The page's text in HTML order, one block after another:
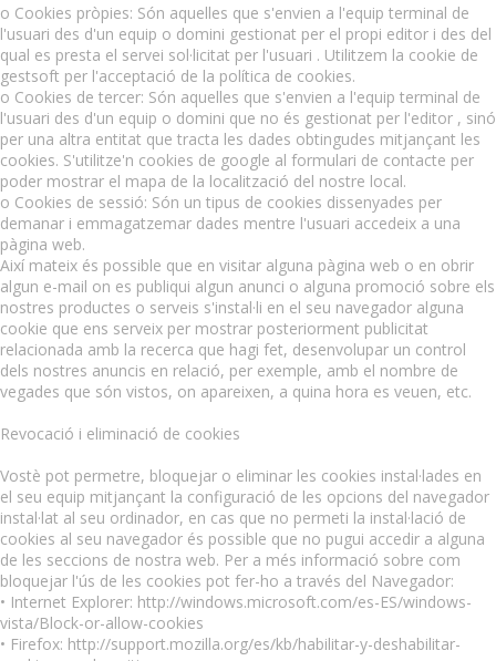
o Cookies pròpies: Són aquelles que s'envien a l'equip terminal de
l'usuari des d'un equip o domini gestionat per el propi editor i des del
qual es presta el servei sol·licitat per l'usuari . Utilitzem la cookie de
gestsoft per l'acceptació de la política de cookies.
o Cookies de tercer: Són aquelles que s'envien a l'equip terminal de
l'usuari des d'un equip o domini que no és gestionat per l'editor , sinó
per una altra entitat que tracta les dades obtingudes mitjançant les
cookies. S'utilitze'n cookies de google al formulari de contacte per
poder mostrar el mapa de la localització del nostre local.
o Cookies de sessió: Són un tipus de cookies dissenyades per
demanar i emmagatzemar dades mentre l'usuari accedeix a una
pàgina web.
Així mateix és possible que en visitar alguna pàgina web o en obrir
algun e-mail on es publiqui algun anunci o alguna promoció sobre els
nostres productes o serveis s'instal·li en el seu navegador alguna
cookie que ens serveix per mostrar posteriorment publicitat
relacionada amb la recerca que hagi fet, desenvolupar un control
dels nostres anuncis en relació, per exemple, amb el nombre de
vegades que són vistos, on apareixen, a quina hora es veuen, etc.
Revocació i eliminació de cookies
Vostè pot permetre, bloquejar o eliminar les cookies instal·lades en
el seu equip mitjançant la configuració de les opcions del navegador
instal·lat al seu ordinador, en cas que no permeti la instal·lació de
cookies al seu navegador és possible que no pugui accedir a alguna
de les seccions de nostra web. Per a més informació sobre com
bloquejar l'ús de les cookies pot fer-ho a través del Navegador:
• Internet Explorer: http://windows.microsoft.com/es-ES/windows-
vista/Block-or-allow-cookies
• Firefox: http://support.mozilla.org/es/kb/habilitar-y-deshabilitar-